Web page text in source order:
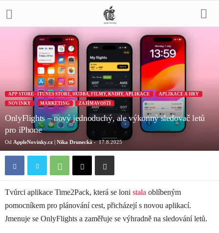
APP STORE - ITUNES STORE, HUDBA, FILMY, KNIHY, APLIKACE
APLIKACE A HRY
NOVINKY
MARKETING ZAJÍMAVOSTI
OnlyFlights – nový jednoduchý, ale výkonný sledovač letů
pro iPhone
Od AppleNovinky.cz | Nika Drunecká- 17.8.2025
Tvůrci aplikace Time2Pack, která se loni stala oblíbeným
pomocníkem pro plánování cest, přicházejí s novou aplikací.
Jmenuje se OnlyFlights a zaměřuje se výhradně na sledování letů.